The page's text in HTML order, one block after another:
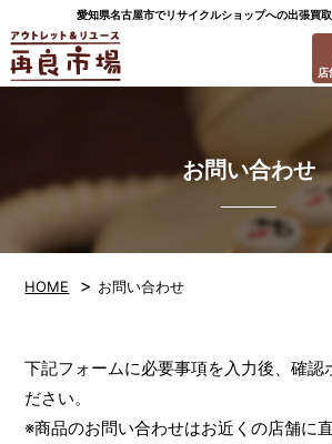
愛知県名古屋市でリサイクルショップへの出張買
店
お問い合わせ
HOME > お問い合わせ
下記フォームに必要事項を入力後、確認
ださい。
※商品のお問い合わせはお近くの店舗に